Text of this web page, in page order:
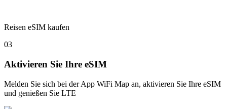
Reisen eSIM kaufen
03
Aktivieren Sie Ihre eSIM
Melden Sie sich bei der App WiFi Map an, aktivieren Sie Ihre eSIM
und genießen Sie LTE